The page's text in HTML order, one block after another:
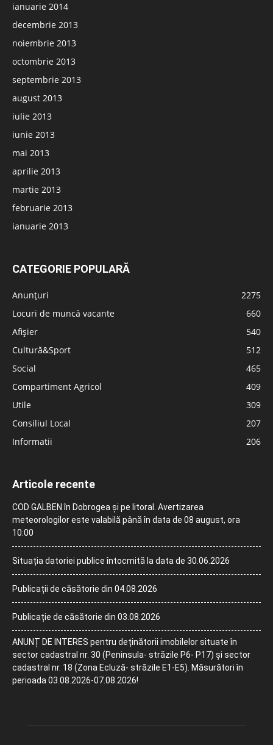
ianuarie 2014
decembrie 2013
noiembrie 2013
octombrie 2013
septembrie 2013
august 2013
iulie 2013
iunie 2013
mai 2013
aprilie 2013
martie 2013
februarie 2013
ianuarie 2013
CATEGORIE POPULARĂ
Anunțuri
2275
Locuri de muncă vacante
660
Afișier
540
Cultură&Sport
512
Social
465
Compartiment Agricol
409
Utile
309
Consiliul Local
207
Informatii
206
Articole recente
COD GALBEN în Dobrogea și pe litoral. Avertizarea
meteorologilor este valabilă până în data de 08 august, ora
10:00
Situația datoriei publice întocmită la data de 30.06.2026
Publicații de căsătorie din 04.08.2026
Publicație de căsătorie din 03.08.2026
ANUNȚ DE INTERES pentru deținătorii imobilelor situate în
sector cadastral nr. 30 (Peninsula- străzile P6- P17) și sector
cadastral nr. 18 (Zona Ecluză- străzile E1-E5). Măsurători în
perioada 03.08.2026-07.08.2026!